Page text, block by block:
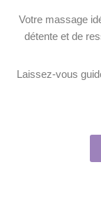
Votre massage
détente et de
Laissez-vous